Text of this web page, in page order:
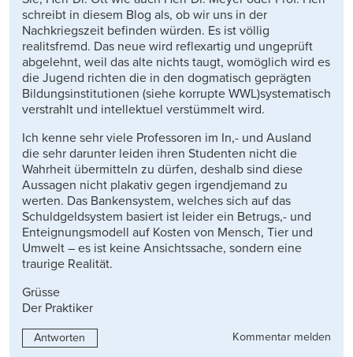
schreibt in diesem Blog als, ob wir uns in der
Nachkriegszeit befinden würden. Es ist völlig
realitsfremd. Das neue wird reflexartig und ungeprüft
abgelehnt, weil das alte nichts taugt, womöglich wird es
die Jugend richten die in den dogmatisch geprägten
Bildungsinstitutionen (siehe korrupte WWL)systematisch
verstrahlt und intellektuel verstümmelt wird.
Ich kenne sehr viele Professoren im In,- und Ausland
die sehr darunter leiden ihren Studenten nicht die
Wahrheit übermitteln zu dürfen, deshalb sind diese
Aussagen nicht plakativ gegen irgendjemand zu
werten. Das Bankensystem, welches sich auf das
Schuldgeldsystem basiert ist leider ein Betrugs,- und
Enteignungsmodell auf Kosten von Mensch, Tier und
Umwelt – es ist keine Ansichtssache, sondern eine
traurige Realität.
Grüsse
Der Praktiker
Antworten Kommentar melden